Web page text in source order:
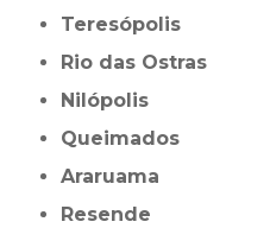
Teresópolis
Rio das Ostras
Nilópolis
Queimados
Araruama
Resende